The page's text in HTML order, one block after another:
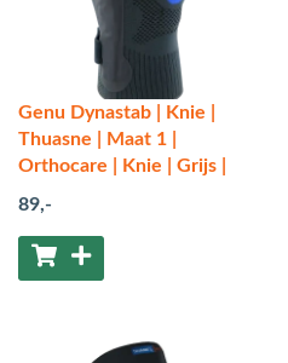
Genu Dynastab | Knie |
Thuasne | Maat 1 |
Orthocare | Knie | Grijs |
89,-